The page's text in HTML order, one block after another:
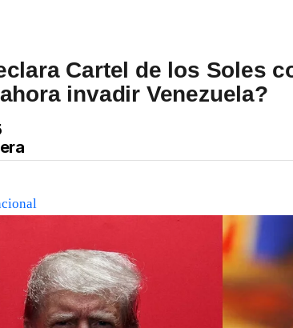
Cartel de los Soles
invadir Venezuela?